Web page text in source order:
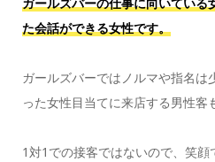
ガールズバーの仕事に向いている
た会話ができる女性です。
ガールズバーではノルマや指名は
った女性目当てに来店する男性客
1対1での接客ではないので、笑